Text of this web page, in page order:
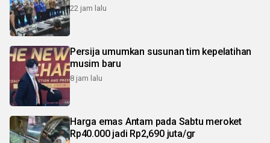
22 jam lalu
Persija umumkan susunan tim kepelatihan
musim baru
8 jam lalu
Harga emas Antam pada Sabtu meroket
Rp40.000 jadi Rp2,690 juta/gr